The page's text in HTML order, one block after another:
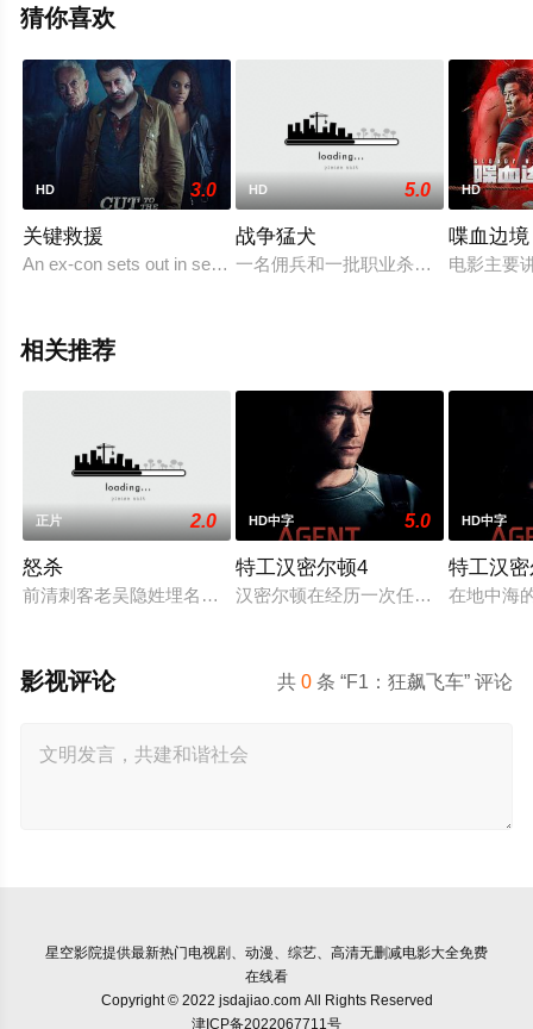
刘易斯·汉密尔顿,马克斯·维斯塔潘,塞尔吉奥·佩雷兹,夏尔·
费在线观看高清未删减完整版电影大全就上星空电影网，
更多相关信息可移步至豆瓣电影、电视猫或剧情网等平台
了解。
猜你喜欢
HD 3.0
关键救援
An ex-con sets out in search of his kidnapped sister through t
HD 5.0
战争猛犬
一名佣兵和一批职业杀手无端卷入一
HD
喋血边境
电影主要
相关推荐
正片 2.0
怒杀
前清刺客老吴隐姓埋名于药铺，却为守护单亲母女小茜和依依
HD中字 5.0
特工汉密尔顿4
汉密尔顿在经历一次任务的严重后
HD中字
特工汉
在地中海
共0 条 “F1：狂飙飞车” 评论
影视评论
星空影院提供最新热门电视剧、动漫、综艺、高清无删减电影大全免费
在线看
Copyright © 2022 jsdajiao.com All Rights Reserved
津ICP备2022067711号